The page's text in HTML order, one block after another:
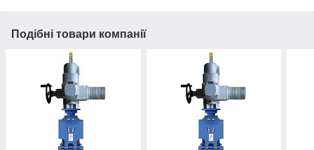
Подібні товари компанії